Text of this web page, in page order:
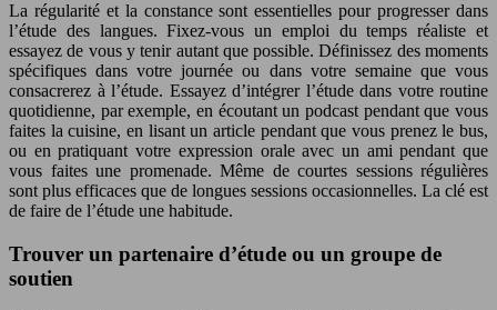
La régularité et la constance sont essentielles pour progresser dans
l’étude des langues. Fixez-vous un emploi du temps réaliste et
essayez de vous y tenir autant que possible. Définissez des moments
spécifiques dans votre journée ou dans votre semaine que vous
consacrerez à l’étude. Essayez d’intégrer l’étude dans votre routine
quotidienne, par exemple, en écoutant un podcast pendant que vous
faites la cuisine, en lisant un article pendant que vous prenez le bus,
ou en pratiquant votre expression orale avec un ami pendant que
vous faites une promenade. Même de courtes sessions régulières
sont plus efficaces que de longues sessions occasionnelles. La clé est
de faire de l’étude une habitude.
Trouver un partenaire d’étude ou un groupe de
soutien